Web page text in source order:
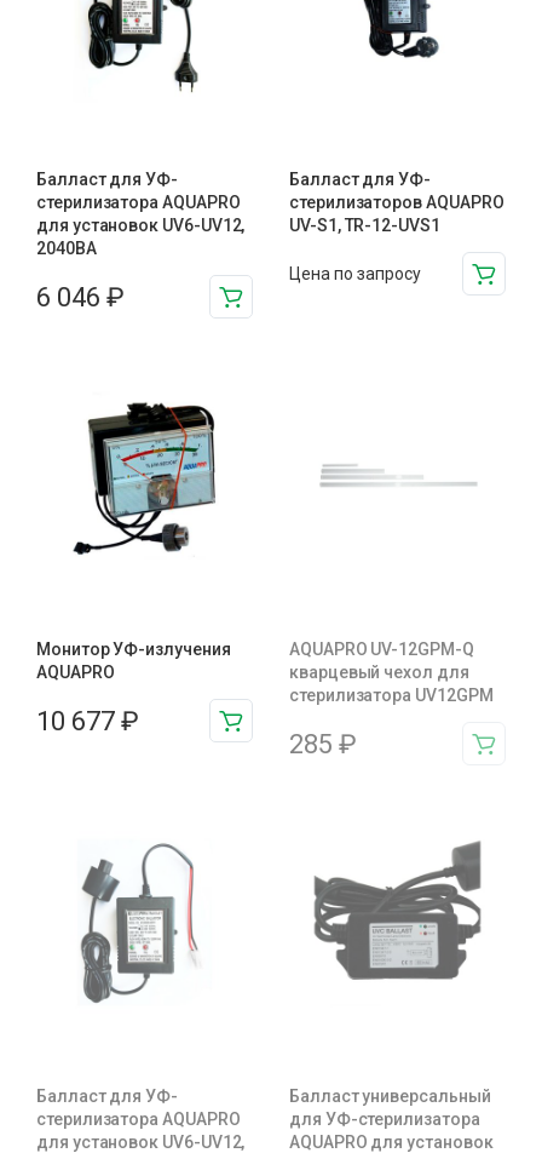
Балласт для УФ-
стерилизатора AQUAPRO
для установок UV6-UV12,
2040BA
6 046 ₽
Балласт для УФ-
стерилизаторов AQUAPRO
UV-S1, TR-12-UVS1
Цена по запросу
Монитор УФ-излучения
AQUAPRO
10 677 ₽
AQUAPRO UV-12GPM-Q
кварцевый чехол для
стерилизатора UV12GPM
285 ₽
Балласт для УФ-
стерилизатора AQUAPRO
для установок UV6-UV12,
Балласт универсальный
для УФ-стерилизатора
AQUAPRO для установок